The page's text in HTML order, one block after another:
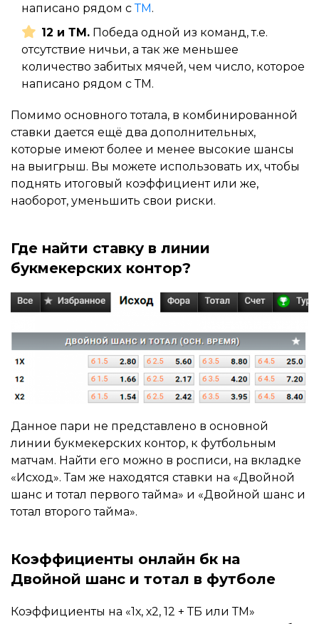
написано рядом сТМ.
12 и ТМ. Победа одной из команд, т.е.
отсутствие ничьи, а так же меньшее
количество забитых мячей, чем число, которое
написано рядом с ТМ.
Помимо основного тотала, в комбинированной
ставки дается ещё два дополнительных,
которые имеют более и менее высокие шансы
на выигрыш. Вы можете использовать их, чтобы
поднять итоговый коэффициент или же,
наоборот, уменьшить свои риски.
Где найти ставку в линии
букмекерских контор?
Данное пари не представлено в основной
линии букмекерских контор, к футбольным
матчам. Найти его можно в росписи, на вкладке
«Исход». Там же находятся ставки на «Двойной
шанс и тотал первого тайма» и «Двойной шанс и
тотал второго тайма».
Коэффициенты онлайн бк на
Двойной шанс и тотал в футболе
Коэффициенты на «1х, х2, 12 + ТБ или ТМ»